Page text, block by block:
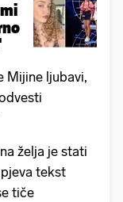
Mijine ljubavi,
želja je stati
tekst
tiče